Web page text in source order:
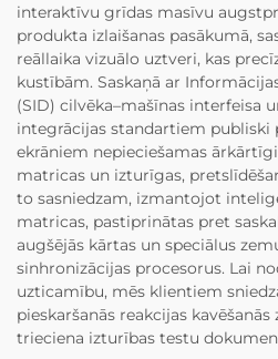
interaktīvu grīdas masīvu
produkta izlaišanas pasākumā,
reāllaika vizuālo uztveri, kas
kustībām. Saskaņā ar
(SID) cilvēka–mašīnas interfeisa
integrācijas standartiem
ekrāniem nepieciešamas
matricas un izturīgas,
to sasniedzam, izmantojot
matricas, pastiprinātas pret
augšējās kārtas un speciālus
sinhronizācijas procesorus. Lai
uzticamību, mēs klientiem
pieskaršanās reakcijas
trieciena izturības testu